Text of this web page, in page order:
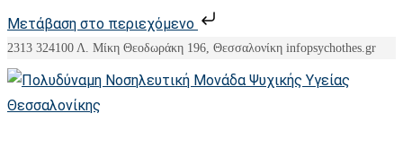
Μετάβαση στο περιεχόμενο
Skip
to
content
2313 324100 Λ. Μίκη Θεοδωράκη 196, Θεσσαλονίκη infopsychothes.gr